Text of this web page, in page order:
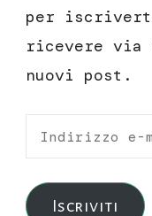
per
ricevere
nuovi post.
Indirizzo
mail
Iscriviti